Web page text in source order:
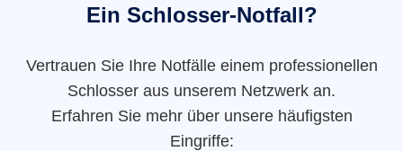
Ein Schlosser-Notfall?
Vertrauen Sie Ihre Notfälle einem professionellen
Schlosser aus unserem Netzwerk an.
Erfahren Sie mehr über unsere häufigsten
Eingriffe: